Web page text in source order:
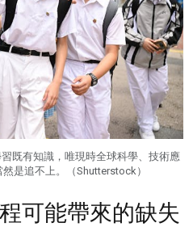
既有知識，唯現時全球科學、技術應
是追不上。（Shutterstock）
可能帶來的缺失